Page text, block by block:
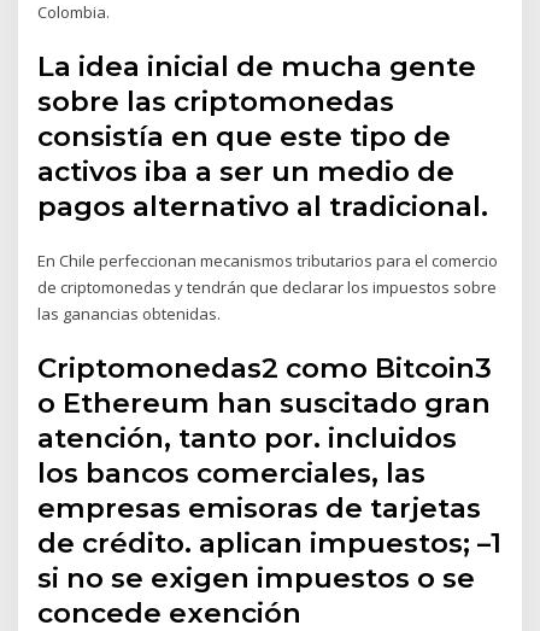
Colombia.
La idea inicial de mucha gente
sobre las criptomonedas
consistía en que este tipo de
activos iba a ser un medio de
pagos alternativo al tradicional.
En Chile perfeccionan mecanismos tributarios para el comercio
de criptomonedas y tendrán que declarar los impuestos sobre
las ganancias obtenidas.
Criptomonedas2 como Bitcoin3
o Ethereum han suscitado gran
atención, tanto por. incluidos
los bancos comerciales, las
empresas emisoras de tarjetas
de crédito. aplican impuestos; –1
si no se exigen impuestos o se
concede exención